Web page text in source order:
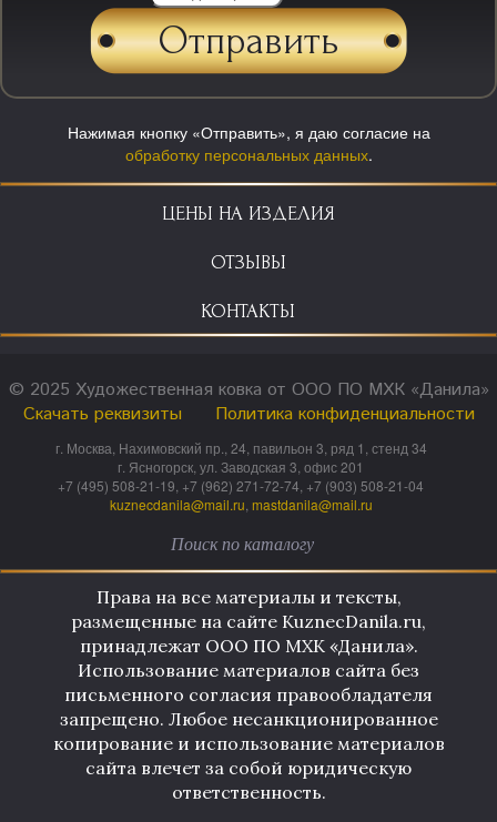
Нажимая кнопку «Отправить», я даю согласие на
обработку персональных данных.
ЦЕНЫ НА ИЗДЕЛИЯ
ОТЗЫВЫ
КОНТАКТЫ
© 2025 Художественная ковка от ООО ПО МХК «Данила»
Скачать реквизиты
Политика конфиденциальности
г. Москва, Нахимовский пр., 24, павильон 3, ряд 1, стенд 34
г. Ясногорск, ул. Заводская 3, офис 201
+7 (495) 508-21-19, +7 (962) 271-72-74, +7 (903) 508-21-04
kuznecdanila@mail.ru mastdanila@mail.ru
Права на все материалы и тексты,
размещенные на сайте KuznecDanila.ru,
принадлежат ООО ПО МХК «Данила».
Использование материалов сайта без
письменного согласия правообладателя
запрещено. Любое несанкционированное
копирование и использование материалов
сайта влечет за собой юридическую
ответственность.